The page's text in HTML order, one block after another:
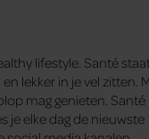
lifestyle. Santé
lekker in je vel zitten.
mag genieten. Santé
je elke dag de nieuwste